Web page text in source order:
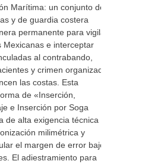
Marítima: un conjunto de
y de guardia costera
permanente para vigilar
Mexicanas e interceptar
al contrabando,
y crimen organizado
las costas. Esta
de «Inserción,
e Inserción por Soga
de alta exigencia técnica
milimétrica y
el margen de error bajo
El adiestramiento para